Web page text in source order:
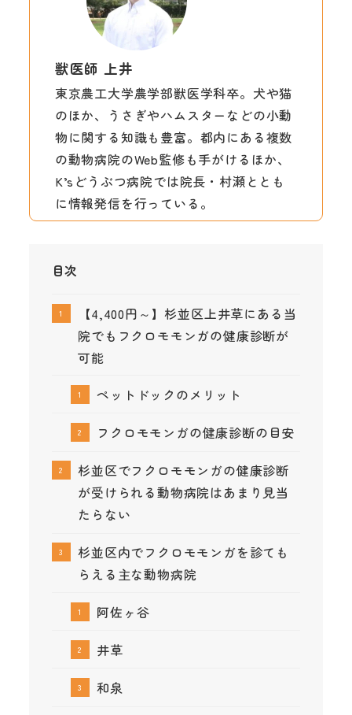
獣医師 上井
東京農工大学農学部獣医学科卒。犬や猫
のほか、うさぎやハムスターなどの小動
物に関する知識も豊富。都内にある複数
の動物病院のWeb監修も手がけるほか、
K’sどうぶつ病院では院長・村瀬ととも
に情報発信を行っている。
目次
【4,400円～】杉並区上井草にある当
院でもフクロモモンガの健康診断が
可能
ペットドックのメリット
フクロモモンガの健康診断の目安
杉並区でフクロモモンガの健康診断
が受けられる動物病院はあまり見当
たらない
杉並区内でフクロモモンガを診ても
らえる主な動物病院
阿佐ヶ谷
井草
和泉